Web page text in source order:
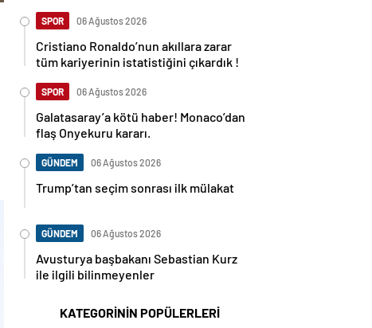
SPOR 06 Ağustos 2026
Cristiano Ronaldo’nun akıllara zarar
tüm kariyerinin istatistiğini çıkardık !
SPOR 06 Ağustos 2026
Galatasaray’a kötü haber! Monaco’dan
flaş Onyekuru kararı.
GÜNDEM 06 Ağustos 2026
Trump’tan seçim sonrası ilk mülakat
GÜNDEM 06 Ağustos 2026
Avusturya başbakanı Sebastian Kurz
ile ilgili bilinmeyenler
KATEGORİNİN POPÜLERLERİ